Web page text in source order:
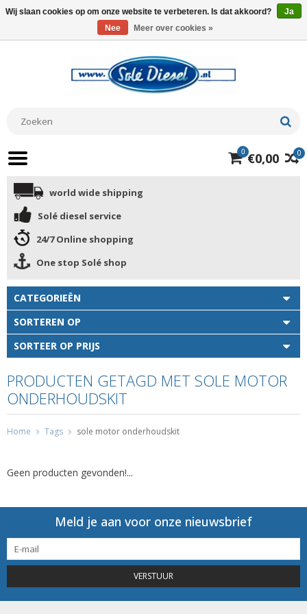
0
0 €0,00
world wide shipping
Solé diesel service
24/7 Online shopping
One stop Solé shop
CATEGORIEËN
SORTEREN OP
SORTEER OP PRIJS
PRODUCTEN GETAGD MET SOLE MOTOR
ONDERHOUDSKIT
Home Tags sole motor onderhoudskit
Geen producten gevonden!...
Meld je aan voor onze nieuwsbrief
VERSTUUR
Wij slaan cookies op om onze website te verbeteren. Is dat akkoord?
Ja
Nee
Meer over cookies »